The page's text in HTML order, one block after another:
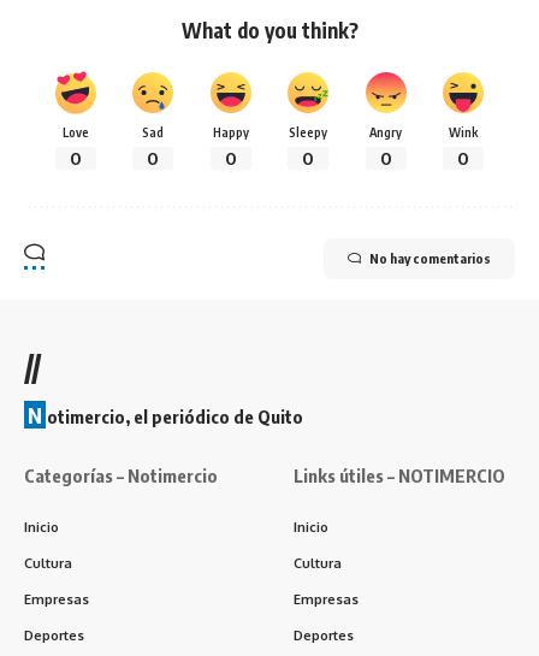
What do you think?
Love
0
Sad
0
Happy
0
Sleepy
0
Angry
0
Wink
0
No hay comentarios
//
N otimercio, el periódico de Quito
Categorías – Notimercio
Inicio
Cultura
Empresas
Deportes
Links útiles – NOTIMERCIO
Inicio
Cultura
Empresas
Deportes